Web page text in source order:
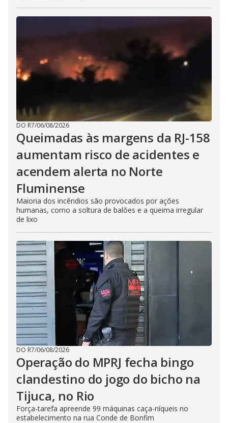
DO R7/06/08/2026
Queimadas às margens da RJ-158
aumentam risco de acidentes e
acendem alerta no Norte
Fluminense
Maioria dos incêndios são provocados por ações
humanas, como a soltura de balões e a queima irregular
de lixo
DO R7/06/08/2026
Operação do MPRJ fecha bingo
clandestino do jogo do bicho na
Tijuca, no Rio
Força-tarefa apreende 99 máquinas caça-níqueis no
estabelecimento na rua Conde de Bonfim